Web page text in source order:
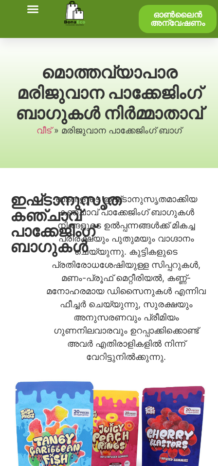
ഓൺലൈൻ
അന്വേഷണം
മൊത്തവ്യാപാര
മരിജുവാന പാക്കേജിംഗ്
ബാഗുകൾ നിർമ്മാതാവ്
വീട്» മരിജുവാന പാക്കേജിംഗ് ബാഗ്
ഇഷ്‌ടാനുസൃത
കഞ്ചാവ്
പാക്കേജിംഗ്
ബാഗുകൾ
ഞങ്ങളുടെ ഇഷ്‌ടാനുസൃതമാക്കിയ
കഞ്ചാവ് പാക്കേജിംഗ് ബാഗുകൾ
നിങ്ങളുടെ ഉൽപ്പന്നങ്ങൾക്ക് മികച്ച
പരിരക്ഷയും പുതുമയും വാഗ്ദാനം
ചെയ്യുന്നു. കുട്ടികളുടെ
പ്രതിരോധശേഷിയുള്ള സിപ്പറുകൾ,
മണം-പ്രൂഫ് മെറ്റീരിയൽ, കണ്ണ്-
മനോഹരമായ ഡിസൈനുകൾ എന്നിവ
ഫീച്ചർ ചെയ്യുന്നു, സുരക്ഷയും
അനുസരണവും പ്രീമിയം
ഗുണനിലവാരവും ഉറപ്പാക്കിക്കൊണ്ട്
അവർ എതിരാളികളിൽ നിന്ന്
വേറിട്ടുനിൽക്കുന്നു.